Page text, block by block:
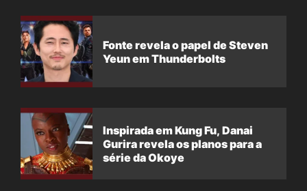
Fonte revela o papel de Steven
Yeun em Thunderbolts
Inspirada em Kung Fu, Danai
Gurira revela os planos para a
série da Okoye